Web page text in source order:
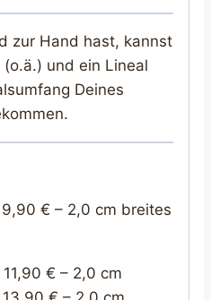
zur Hand hast, kannst
und ein Lineal
Deines
€ – 2,0 cm breites
€ – 2,0 cm